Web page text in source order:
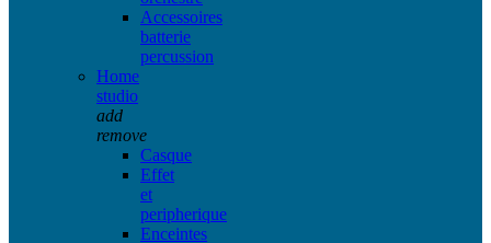
Accessoires
batterie
percussion
Home
studio
add
remove
Casque
Effet
et
peripherique
Enceintes